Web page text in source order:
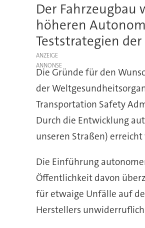
Der Fahrzeugbau
höheren
Teststrategien
ANZEIGE
Die Gründe für den
der
Transportation Safety
Durch die Entwicklung
unseren Straßen)
Die Einführung
Öffentlichkeit davon
für etwaige Unfälle auf
Herstellers